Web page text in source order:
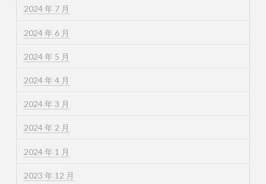
2024 年 7 月
2024 年 6 月
2024 年 5 月
2024 年 4 月
2024 年 3 月
2024 年 2 月
2024 年 1 月
2023 年 12 月